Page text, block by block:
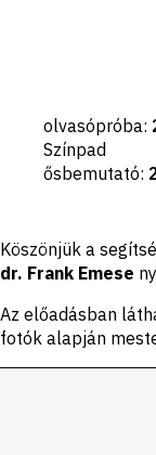
Fontos
dátumok
olvasópróba:
Színpad
ősbemutató:
Jogi
nyilatkozat
Köszönjük a
dr. Frank Emese
Az előadásban
fotók alapján